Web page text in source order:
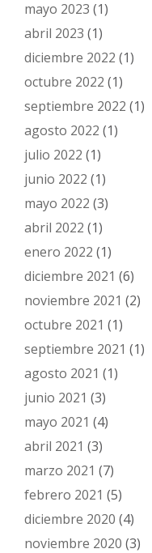
mayo 2023 (1)
abril 2023 (1)
diciembre 2022 (1)
octubre 2022 (1)
septiembre 2022 (1)
agosto 2022 (1)
julio 2022 (1)
junio 2022 (1)
mayo 2022 (3)
abril 2022 (1)
enero 2022 (1)
diciembre 2021 (6)
noviembre 2021 (2)
octubre 2021 (1)
septiembre 2021 (1)
agosto 2021 (1)
junio 2021 (3)
mayo 2021 (4)
abril 2021 (3)
marzo 2021 (7)
febrero 2021 (5)
diciembre 2020 (4)
noviembre 2020 (3)